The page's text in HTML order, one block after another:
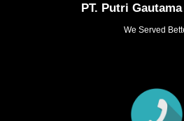
PT. Putri
We Served